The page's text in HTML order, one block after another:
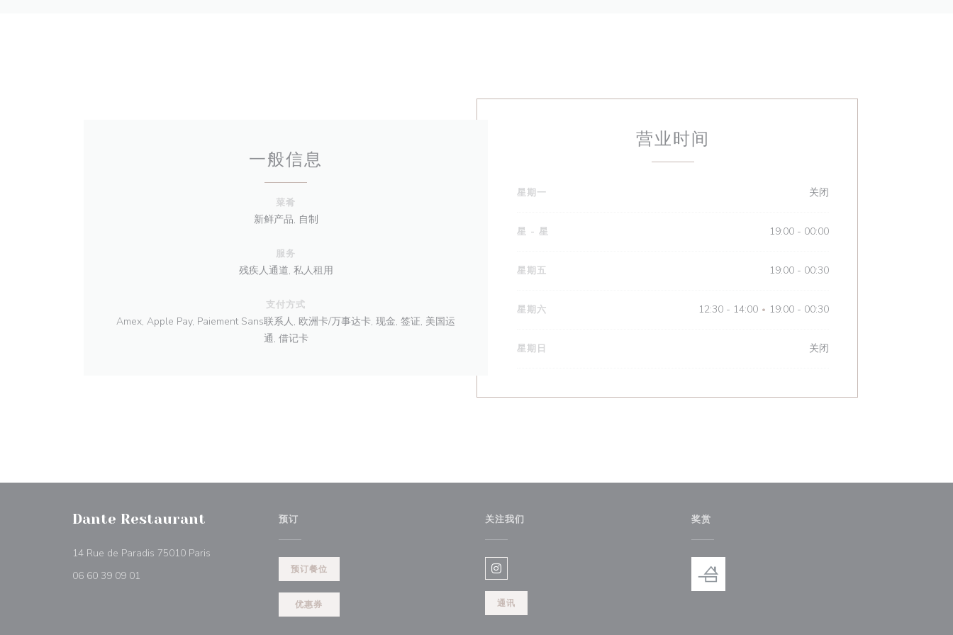
一般信息
菜肴
新鲜产品, 自制
服务
残疾人通道, 私人租用
支付方式
Amex, Apple Pay, Paiement Sans联系人, 欧洲卡/万事达卡, 现金, 签证, 美国运
通, 借记卡
营业时间
星期一 关闭
星 -星 19:00 - 00:00
星期五 19:00 - 00:30
星期六 12:30 - 14:00 • 19:00 - 00:30
星期日 关闭
Dante Restaurant
14 Rue de Paradis 75010 Paris
06 60 39 09 01
预订
预订餐位
优惠券
关注我们
Instagram ((在新窗口中打开))
通讯
奖赏